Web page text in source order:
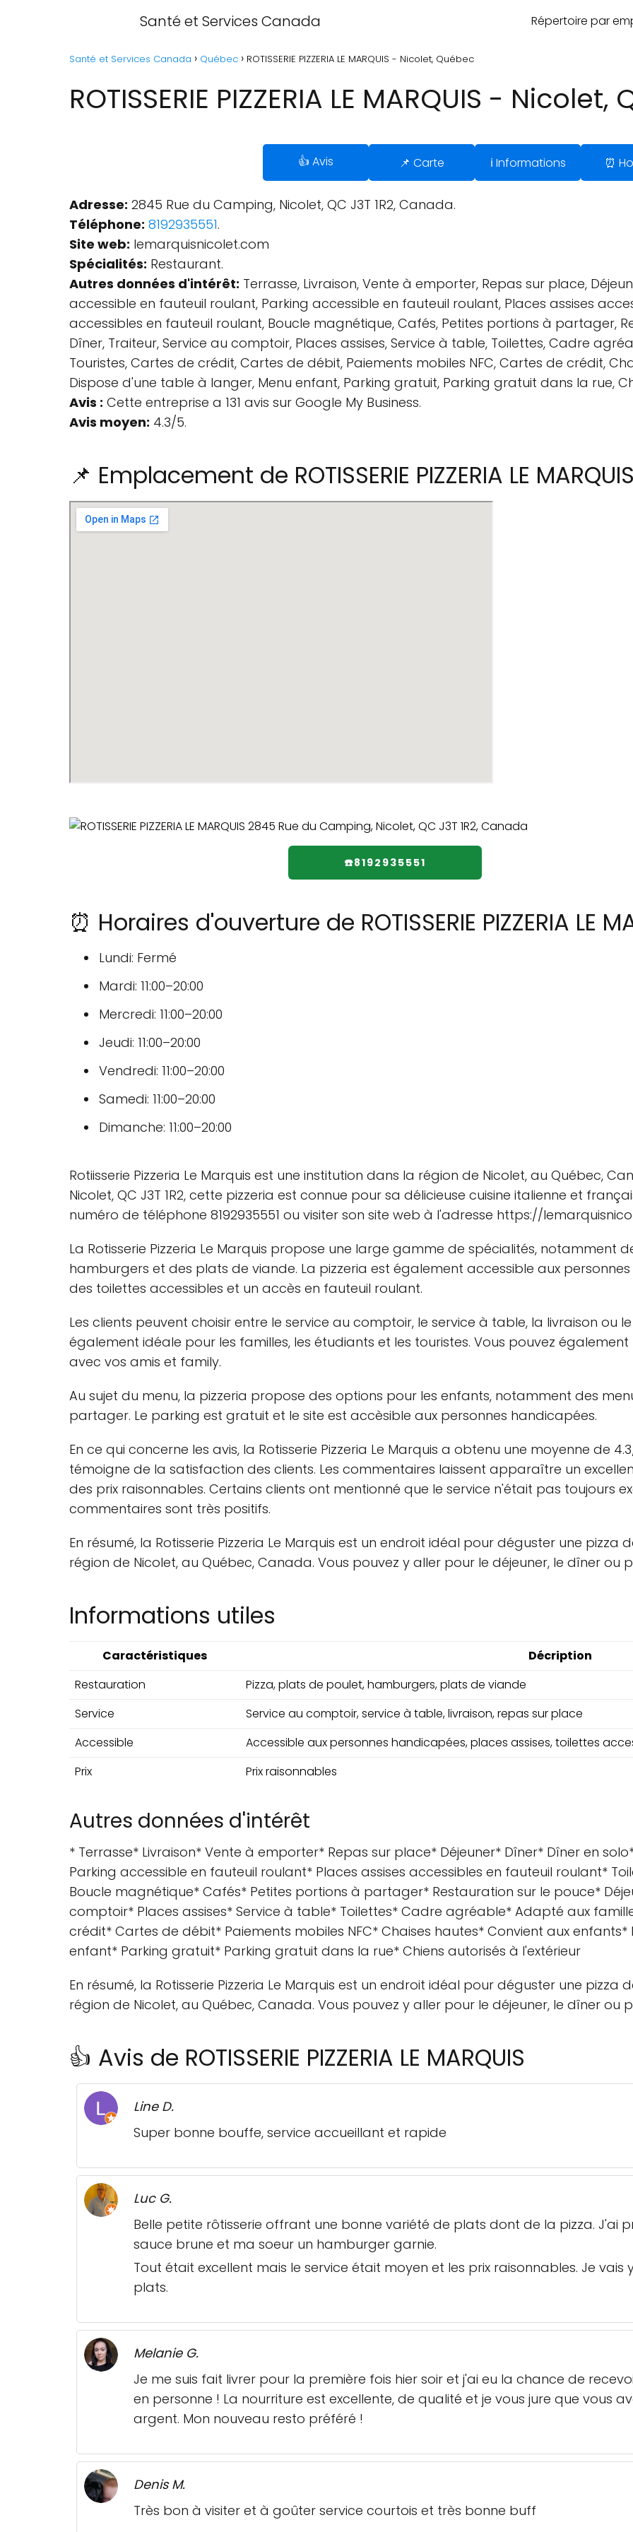
Santé et Services Canada Répertoire par
Santé et Services Canada Québec ROTISSERIE PIZZERIA LE MARQUIS - Nicolet, Québec
ROTISSERIE PIZZERIA LE MARQUIS -
👍 Avis 📌 Carte ℹ️ Informations ⏰
Adresse: 2845 Rue du Camping, Nicolet, QC J3T 1R2, Canada.
Téléphone: 8192935551.
Site web: lemarquisnicolet.com
Spécialités: Restaurant.
Autres données d'intérêt: Terrasse, Livraison, Vente à emporter, Repas sur place,
accessible en fauteuil roulant, Parking accessible en fauteuil roulant, Places assises
accessibles en fauteuil roulant, Boucle magnétique, Cafés, Petites portions à partager,
Dîner, Traiteur, Service au comptoir, Places assises, Service à table, Toilettes, Cadre
Touristes, Cartes de crédit, Cartes de débit, Paiements mobiles NFC, Cartes de crédit,
Dispose d'une table à langer, Menu enfant, Parking gratuit, Parking gratuit dans la rue,
Avis : Cette entreprise a 131 avis sur Google My Business.
Avis moyen: 4.3/5.
📌 Emplacement de ROTISSERIE PIZZERIA LE MARQUIS
☎️8192935551
⏰ Horaires d'ouverture de ROTISSERIE PIZZERIA LE
Lundi: Fermé
Mardi: 11:00–20:00
Mercredi: 11:00–20:00
Jeudi: 11:00–20:00
Vendredi: 11:00–20:00
Samedi: 11:00–20:00
Dimanche: 11:00–20:00
Rotiisserie Pizzeria Le Marquis est une institution dans la région de Nicolet, au Québec,
Nicolet, QC J3T 1R2, cette pizzeria est connue pour sa délicieuse cuisine italienne et
numéro de téléphone 8192935551 ou visiter son site web à l'adresse https://
La Rotisserie Pizzeria Le Marquis propose une large gamme de spécialités, notamment
hamburgers et des plats de viande. La pizzeria est également accessible aux
des toilettes accessibles et un accès en fauteuil roulant.
Les clients peuvent choisir entre le service au comptoir, le service à table, la livraison ou
également idéale pour les familles, les étudiants et les touristes. Vous pouvez
avec vos amis et family.
Au sujet du menu, la pizzeria propose des options pour les enfants, notamment des
partager. Le parking est gratuit et le site est accèsible aux personnes handicapées.
En ce qui concerne les avis, la Rotisserie Pizzeria Le Marquis a obtenu une moyenne de
témoigne de la satisfaction des clients. Les commentaires laissent apparaître un
des prix raisonnables. Certains clients ont mentionné que le service n'était pas toujours
commentaires sont très positifs.
En résumé, la Rotisserie Pizzeria Le Marquis est un endroit idéal pour déguster une pizza
région de Nicolet, au Québec, Canada. Vous pouvez y aller pour le déjeuner, le dîner ou
Informations utiles
Caractéristiques
Décription
Restauration
Pizza, plats de poulet, hamburgers, plats de viande
Service
Service au comptoir, service à table, livraison, repas sur place
Accessible
Accessible aux personnes handicapées, places assises, toilettes
Prix
Prix raisonnables
Autres données d'intérêt
* Terrasse* Livraison* Vente à emporter* Repas sur place* Déjeuner* Dîner* Dîner en
Parking accessible en fauteuil roulant* Places assises accessibles en fauteuil roulant*
Boucle magnétique* Cafés* Petites portions à partager* Restauration sur le pouce*
comptoir* Places assises* Service à table* Toilettes* Cadre agréable* Adapté aux
crédit* Cartes de débit* Paiements mobiles NFC* Chaises hautes* Convient aux
enfant* Parking gratuit* Parking gratuit dans la rue* Chiens autorisés à l'extérieur
En résumé, la Rotisserie Pizzeria Le Marquis est un endroit idéal pour déguster une pizza
région de Nicolet, au Québec, Canada. Vous pouvez y aller pour le déjeuner, le dîner ou
👍 Avis de ROTISSERIE PIZZERIA LE MARQUIS
Line D.
Super bonne bouffe, service accueillant et rapide
Luc G.
Belle petite rôtisserie offrant une bonne variété de plats dont de la pizza. J'ai
sauce brune et ma soeur un hamburger garnie.
Tout était excellent mais le service était moyen et les prix raisonnables. Je
plats.
Melanie G.
Je me suis fait livrer pour la première fois hier soir et j'ai eu la chance de
en personne ! La nourriture est excellente, de qualité et je vous jure que vous
argent. Mon nouveau resto préféré !
Denis M.
Très bon à visiter et à goûter service courtois et très bonne buff